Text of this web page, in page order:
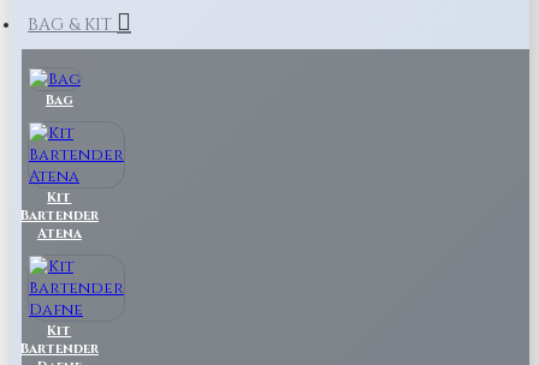
BAG & KIT
Bag
Kit
Bartender
Atena
Kit
Bartender